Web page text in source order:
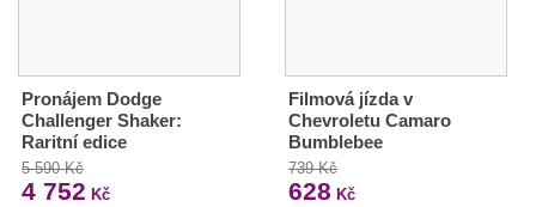
Pronájem Dodge
Challenger Shaker:
Raritní edice
5 590 Kč
4 752 Kč
Filmová jízda v
Chevroletu Camaro
Bumblebee
739 Kč
628 Kč